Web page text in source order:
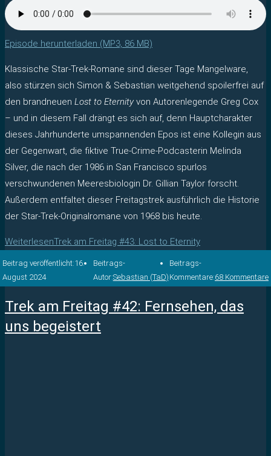
Episode herunterladen (MP3, 86 MB)
Klassische Star-Trek-Romane sind dieser Tage Mangelware,
also stürzen sich Simon & Sebastian weitgehend spoilerfrei auf
den brandneuen Lost to Eternityvon Autorenlegende Greg Cox
– und in diesem Fall drängt es sich auf, denn Hauptcharakter
dieses Jahrhunderte umspannenden Epos ist eine Kollegin aus
der Gegenwart, die fiktive True-Crime-Podcasterin Melinda
Silver, die nach der 1986 in San Francisco spurlos
verschwundenen Meeresbiologin Dr. Gillian Taylor forscht.
Außerdem entfaltet dieser Freitagstrek ausführlich die Historie
der Star-Trek-Originalromane von 1968 bis heute.
WeiterlesenTrek am Freitag #43: Lost to Eternity
Beitrag veröffentlicht:16.
August 2024
Beitrags-
Autor:Sebastian (TaD)
Beitrags-
Kommentare:68 Kommentare
Trek am Freitag #42: Fernsehen, das
uns begeistert